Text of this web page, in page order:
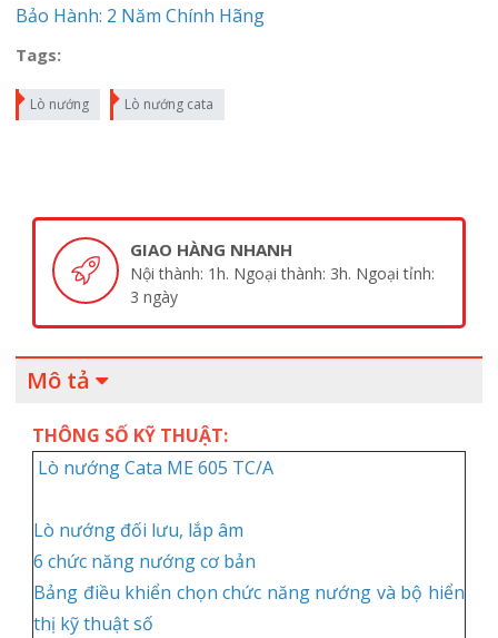
Bảo Hành: 2 Năm Chính Hãng
Tags:
Lò nướng Lò nướng cata
GIAO HÀNG NHANH
Nội thành: 1h. Ngoại thành: 3h. Ngoại tỉnh:
3 ngày
Mô tả
THÔNG SỐ KỸ THUẬT:
Lò nướng Cata ME 605 TC/A
Lò nướng đối lưu, lắp âm
6 chức năng nướng cơ bản
Bảng điều khiển chọn chức năng nướng và bộ hiển
thị kỹ thuật số